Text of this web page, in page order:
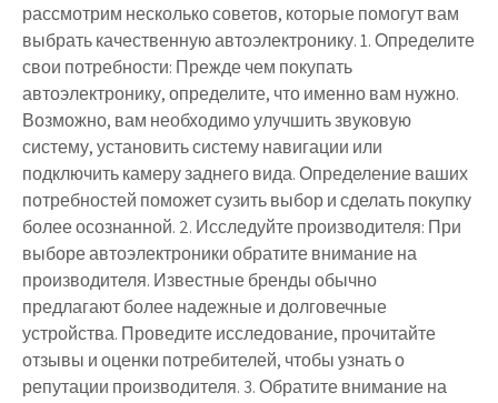
рассмотрим несколько советов, которые помогут вам
выбрать качественную автоэлектронику. 1. Определите
свои потребности: Прежде чем покупать
автоэлектронику, определите, что именно вам нужно.
Возможно, вам необходимо улучшить звуковую
систему, установить систему навигации или
подключить камеру заднего вида. Определение ваших
потребностей поможет сузить выбор и сделать покупку
более осознанной. 2. Исследуйте производителя: При
выборе автоэлектроники обратите внимание на
производителя. Известные бренды обычно
предлагают более надежные и долговечные
устройства. Проведите исследование, прочитайте
отзывы и оценки потребителей, чтобы узнать о
репутации производителя. 3. Обратите внимание на